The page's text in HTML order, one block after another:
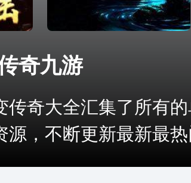
奇九游
传奇大全汇集了所有
源，不断更新最新最